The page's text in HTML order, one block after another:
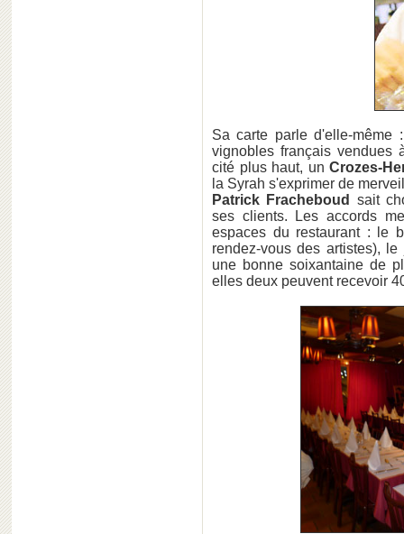
Sa carte parle d'elle-même
vignobles français vendues
cité plus haut, unCrozes-
la Syrah s'exprimer de
Patrick Fracheboud sait
ses clients. Les accords
espaces du restaurant : le
rendez-vous des artistes),
une bonne soixantaine de
elles deux peuvent recevoir